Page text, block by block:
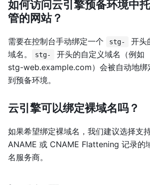
如何访问云引擎预备环境中托
管的网站？
需要在控制台手动绑定一个 stg-
开头
域名。
stg-
开头的自定义域名（例如
stg-web.example.com）会被自动地绑
到预备环境。
云引擎可以绑定裸域名吗？
如果希望绑定裸域名，我们建议选择支
ANAME 或 CNAME Flattening 记录的
名服务商。